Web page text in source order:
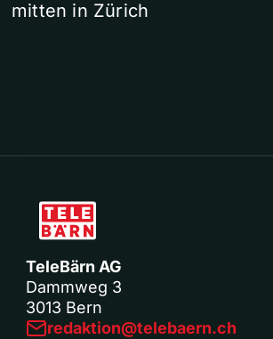
mitten in Zürich
TeleBärn AG
Dammweg 3
3013 Bern
redaktion@telebaern.ch